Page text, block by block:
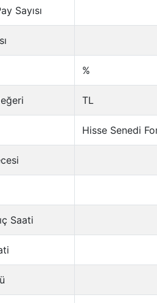
Sayısı
%
TL
Hisse Senedi
Saati